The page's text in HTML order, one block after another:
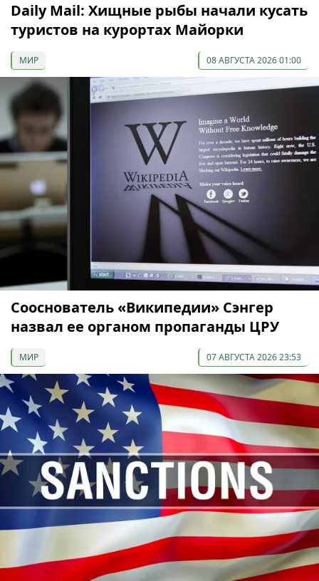
Daily Mail: Хищные рыбы начали кусать
туристов на курортах Майорки
МИР 08 АВГУСТА 2026 01:00
Сооснователь «Википедии» Сэнгер
назвал ее органом пропаганды ЦРУ
МИР 07 АВГУСТА 2026 23:53